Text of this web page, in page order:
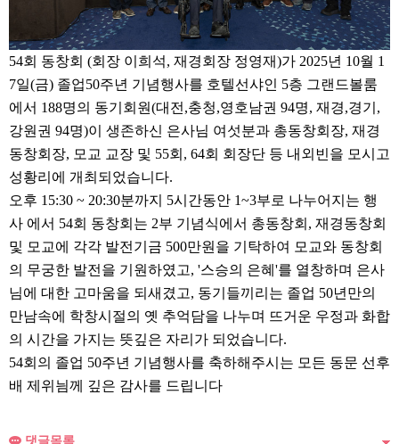
54회 동창회 (회장 이희석, 재경회장 정영재)가 2025년 10월 1
7일(금) 졸업50주년 기념행사를 호텔선샤인 5층 그랜드볼룸
에서 188명의 동기회원(대전,충청,영호남권 94명, 재경,경기,
강원권 94명)이 생존하신 은사님 여섯분과 총동창회장, 재경
동창회장, 모교 교장 및 55회, 64회 회장단 등 내외빈을 모시고
성황리에 개최되었습니다.
오후 15:30 ~ 20:30분까지 5시간동안 1~3부로 나누어지는 행
사 에서 54회 동창회는 2부 기념식에서 총동창회, 재경동창회
및 모교에 각각 발전기금 500만원을 기탁하여 모교와 동창회
의 무궁한 발전을 기원하였고, '스승의 은혜'를 열창하며 은사
님에 대한 고마움을 되새겼고, 동기들끼리는 졸업 50년만의
만남속에 학창시절의 옛 추억담을 나누며 뜨거운 우정과 화합
의 시간을 가지는 뜻깊은 자리가 되었습니다.
54회의 졸업 50주년 기념행사를 축하해주시는 모든 동문 선후
배 제위늼께 깊은 감사를 드립니다
댓글목록